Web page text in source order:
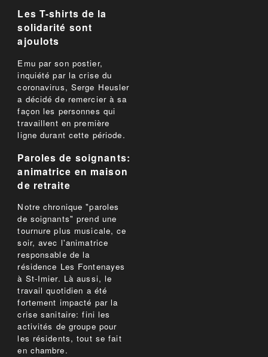
Les T-shirts de la
solidarité sont
ajoulots
Emu par son postier,
inquiété par la crise du
coronavirus, Serge Heusler
a décidé de remercier à sa
façon les personnes qui
travaillent en première
ligne durant cette période.
Paroles de soignants:
animatrice en maison
de retraite
Notre chronique "paroles
de soignants" prend une
tournure plus musicale, ce
soir, avec l'animatrice
responsable de la
résidence Les Fontenayes
à St-Imier. Là aussi, le
travail quotidien a été
fortement impacté par la
crise sanitaire: fini les
activités de groupe pour
les résidents, tout se fait
en chambre.